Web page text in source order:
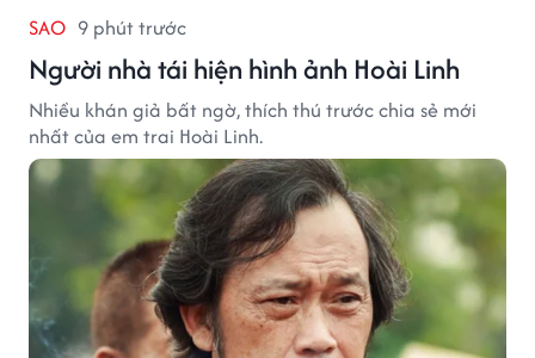
SAO 9 phút trước
Người nhà tái hiện hình ảnh Hoài Linh
Nhiều khán giả bất ngờ, thích thú trước chia sẻ mới
nhất của em trai Hoài Linh.